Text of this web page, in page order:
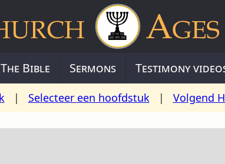
The Bible Sermons Testimony
| Selecteer een hoofdstuk| Volgend